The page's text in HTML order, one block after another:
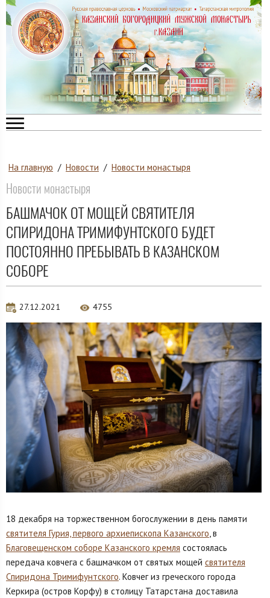
На главную / Новости / Новости монастыря
Новости монастыря
БАШМАЧОК ОТ МОЩЕЙ СВЯТИТЕЛЯ
СПИРИДОНА ТРИМИФУНТСКОГО БУДЕТ
ПОСТОЯННО ПРЕБЫВАТЬ В КАЗАНСКОМ
СОБОРЕ
27.12.2021 4755
18 декабря на торжественном богослужении в день памяти
святителя Гурия, первого архиепископа Казанского, в
Благовещенском соборе Казанского кремля состоялась
передача ковчега с башмачком от святых мощей святителя
Спиридона Тримифунтского. Ковчег из греческого города
Керкира (остров Корфу) в столицу Татарстана доставила